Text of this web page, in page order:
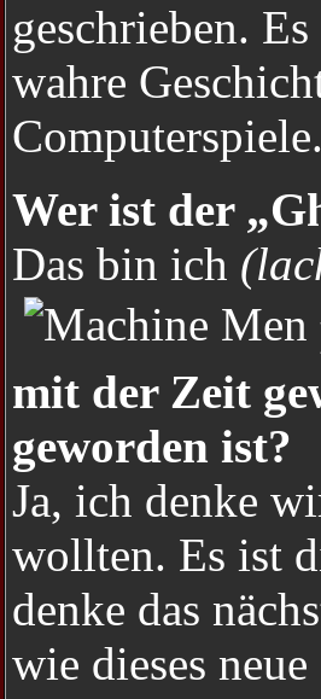
geschrieben.
wahre
Wer ist der
Das bin ich
mit der Zeit
geworden ist?
Ja, ich denke
wollten. Es ist
denke das
wie dieses